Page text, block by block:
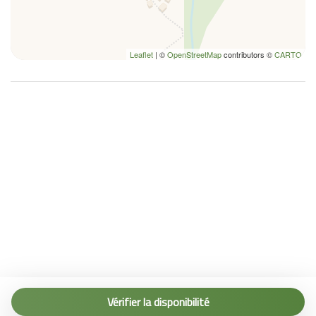
Leaflet | ©OpenStreetMapcontributors ©CARTO
Vérifier la disponibilité
Tel. (+39) 0187 1560067
info@terremarine.it